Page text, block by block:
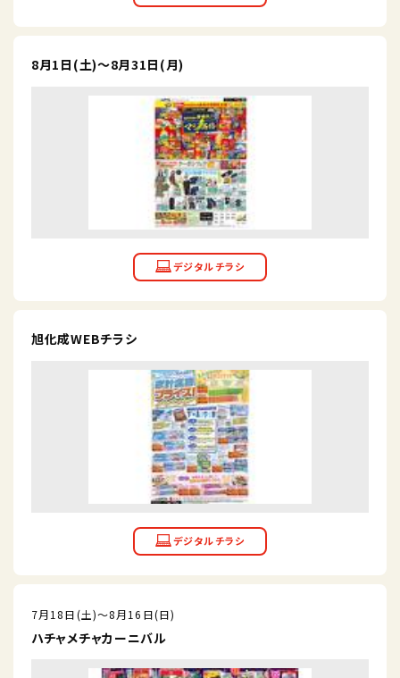
8月1日(土)～8月31日(月)
旭化成WEBチラシ
7月18日(土)～8月16日(日)
ハチャメチャカーニバル